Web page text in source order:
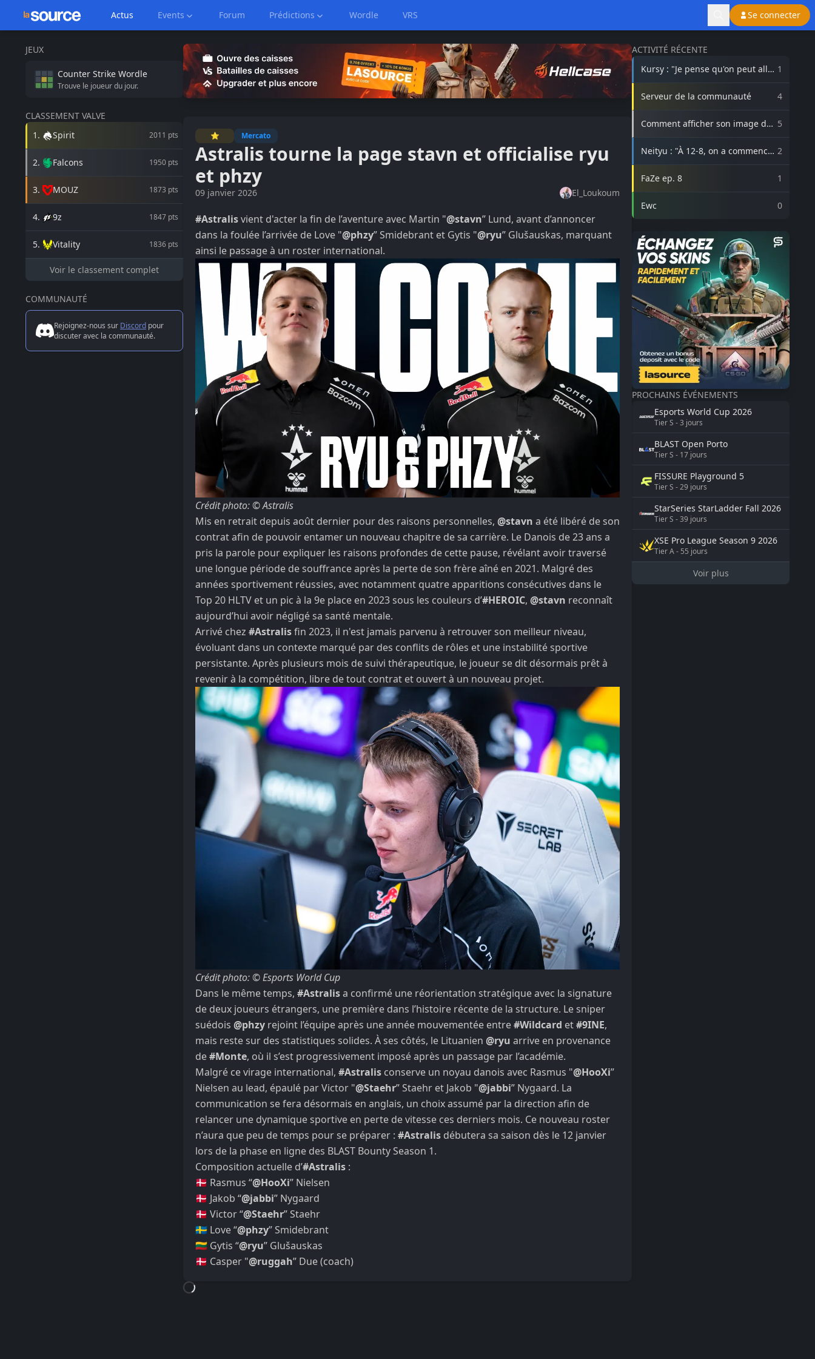
Actus Events Forum Prédictions Wordle VRS Se connecter
JEUX
Counter Strike Wordle
Trouve le joueur du jour.
CLASSEMENT VALVE
1 . Spirit 2011 pts
2. Falcons 1950 pts
3. MOUZ 1873 pts
4. 9z 1847 pts
5. Vitality 1836 pts
Voir le classement complet
COMMUNAUTÉ
Rejoignez-nous sur Discord pour
discuter avec la communauté.
⭐ Mercato
Astralis tourne la page stavn et officialise ryu
et phzy
09 janvier 2026 El_Loukoum
#Astralisvient d'acter la fin de l’aventure avec Martin "@stavn” Lund, avant d’annoncer
dans la foulée l’arrivée de Love "@phzy” Smidebrant et Gytis "@ryu” Glušauskas, marquant
ainsi le passage à un roster international.
Crédit photo: © Astralis
Mis en retrait depuis août dernier pour des raisons personnelles, @stavn a été libéré de son
contrat afin de pouvoir entamer un nouveau chapitre de sa carrière. Le Danois de 23 ans a
pris la parole pour expliquer les raisons profondes de cette pause, révélant avoir traversé
une longue période de souffrance après la perte de son frère aîné en 2021. Malgré des
années sportivement réussies, avec notamment quatre apparitions consécutives dans le
Top 20 HLTV et un pic à la 9e place en 2023 sous les couleurs d’#HEROIC, @stavn reconnaît
aujourd’hui avoir négligé sa santé mentale.
Arrivé chez #Astralisfin 2023, il n'est jamais parvenu à retrouver son meilleur niveau,
évoluant dans un contexte marqué par des conflits de rôles et une instabilité sportive
persistante. Après plusieurs mois de suivi thérapeutique, le joueur se dit désormais prêt à
revenir à la compétition, libre de tout contrat et ouvert à un nouveau projet.
Crédit photo: © Esports World Cup
Dans le même temps, #Astralisa confirmé une réorientation stratégique avec la signature
de deux joueurs étrangers, une première dans l’histoire récente de la structure. Le sniper
suédois @phzy rejoint l’équipe après une année mouvementée entre#Wildcard et#9INE,
mais reste sur des statistiques solides. À ses côtés, le Lituanien @ryu arrive en provenance
de#Monte, où il s’est progressivement imposé après un passage par l’académie.
Malgré ce virage international, #Astralis conserve un noyau danois avec Rasmus "@HooXi”
Nielsen au lead, épaulé par Victor "@Staehr” Staehr et Jakob "@jabbi” Nygaard. La
communication se fera désormais en anglais, un choix assumé par la direction afin de
relancer une dynamique sportive en perte de vitesse ces derniers mois. Ce nouveau roster
n’aura que peu de temps pour se préparer : #Astralis débutera sa saison dès le 12 janvier
lors de la phase en ligne des BLAST Bounty Season 1.
Composition actuelle d’#Astralis :
🇩🇰 Rasmus “@HooXi” Nielsen
🇩🇰 Jakob “@jabbi” Nygaard
🇩🇰 Victor “@Staehr” Staehr
🇸🇪 Love “@phzy” Smidebrant
🇱🇹 Gytis “@ryu” Glušauskas
🇩🇰 Casper "@ruggah” Due (coach)
ACTIVITÉ RÉCENTE
Kursy : "Je pense qu'on peut aller
3DMAX"
1
Serveur de la communauté 4
Comment afficher son image de
5
Neityu : "À 12-8, on a commencé 2
FaZe ep. 8 1
Ewc 0
PROCHAINS ÉVÉNEMENTS
Esports World Cup 2026
TierS -3 jours
BLAST Open Porto
TierS - 17 jours
FISSURE Playground 5
TierS -29 jours
StarSeries StarLadder Fall 2026
TierS -39 jours
XSE Pro League Season 9 2026
TierA- 55 jours
Voir plus